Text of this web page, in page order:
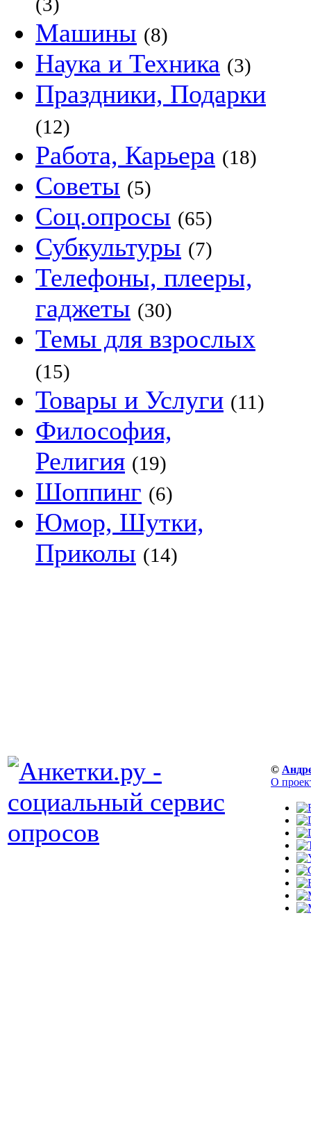
Машины (8)
Наука и Техника (3)
Праздники, Подарки
(12)
Работа, Карьера (18)
Советы (5)
Соц.опросы (65)
Субкультуры (7)
Телефоны, плееры,
гаджеты (30)
Темы для взрослых
(15)
Товары и Услуги (11)
Философия,
Религия (19)
Шоппинг (6)
Юмор, Шутки,
Приколы (14)
©
О